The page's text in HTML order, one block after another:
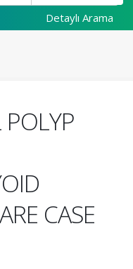
Detaylı Arama
POLYP
CASE